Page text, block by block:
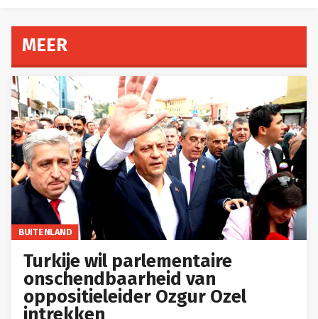
MEER
BUITENLAND
Turkije wil parlementaire
onschendbaarheid van
oppositieleider Ozgur Ozel
intrekken